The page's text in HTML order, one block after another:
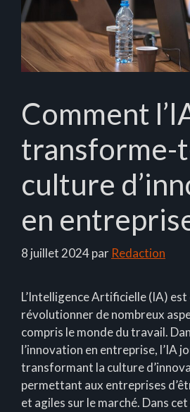
Comment
transforme-
culture
en
8 juillet 2024par Redaction
L’Intelligence Artificielle (IA)
révolutionner de nombreux
compris le monde du travail.
l’innovation en entreprise, l’IA
transformant la culture
permettant aux entreprises
et agiles sur le marché. Dans